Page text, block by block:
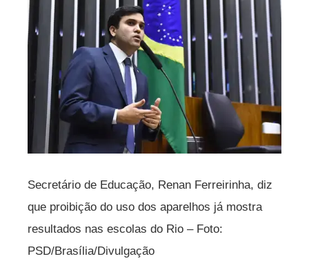
Secretário de Educação, Renan Ferreirinha, diz
que proibição do uso dos aparelhos já mostra
resultados nas escolas do Rio – Foto:
PSD/Brasília/Divulgação